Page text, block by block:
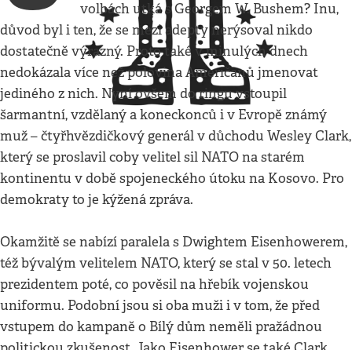
volbách utká s Georgem W. Bushem? Inu,
důvod byl i ten, že se mezi adepty nerýsoval nikdo
dostatečně výrazný. Proto také v minulých dnech
nedokázala více než polovina Američanů jmenovat
jediného z nich. Nyní ovšem do ringu vstoupil
šarmantní, vzdělaný a koneckonců i v Evropě známý
muž – čtyřhvězdičkový generál v důchodu Wesley Clark,
který se proslavil coby velitel sil NATO na starém
kontinentu v době spojeneckého útoku na Kosovo. Pro
demokraty to je kýžená zpráva.
Okamžitě se nabízí paralela s Dwightem Eisenhowerem,
též bývalým velitelem NATO, který se stal v 50. letech
prezidentem poté, co pověsil na hřebík vojenskou
uniformu. Podobní jsou si oba muži i v tom, že před
vstupem do kampaně o Bílý dům neměli pražádnou